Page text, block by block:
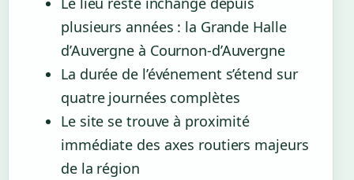
plusieurs années : la Grande Halle
d’Auvergne à Cournon-d’Auvergne
La durée de l’événement s’étend sur
quatre journées complètes
Le site se trouve à proximité
immédiate des axes routiers majeurs
de la région